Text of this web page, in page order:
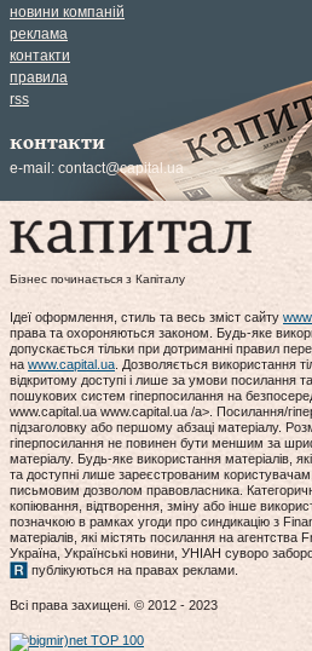
новини компаній
реклама
контакти
правила
rss
контакти
e-mail: contact@capital.ua
Бізнес починається з Капіталу
Ідеї оформлення, стиль та весь зміст сайту
права та охороняються законом. Будь-яке
допускається тільки при дотриманні правил
на www.capital.ua. Дозволяється використання
відкритому доступі і лише за умови посилання
пошукових систем гіперпосилання на
www.capital.ua www.capital.ua /a>. Посилання/
підзаголовку або першому абзаці матеріалу.
гіперпосилання не повинен бути меншим за
матеріалу. Будь-яке використання матеріалів,
та доступні лише зареєстрованим
письмовим дозволом правовласника.
копіювання, відтворення, зміну або інше
позначкою в рамках угоди про синдикацію з
матеріалів, які містять посилання на
Україна, Українські новини, УНІАН суворо
публікуються на правах реклами.
Всі права захищені. © 2012 - 2023